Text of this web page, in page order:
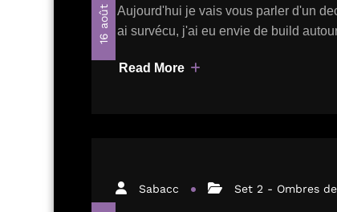
Aujourd'hui je vais vous parler d'un
ai survécu, j'ai eu envie de build
Read More
Sabacc Set 2 - Ombres